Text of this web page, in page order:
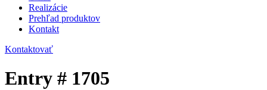
Realizácie
Prehľad produktov
Kontakt
Kontaktovať
Entry # 1705